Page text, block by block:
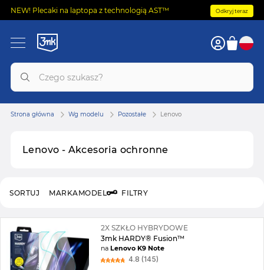
NEW! Plecaki na laptopa z technologią AST™ Odkryj teraz
Lenovo - Akcesoria ochronne
Strona główna Wg modelu Pozostałe Lenovo
MARKAMODEL FILTRY
SORTUJ
2X SZKŁO HYBRYDOWE
3mk HARDY® Fusion™
naLenovo K9 Note
4.8 (145)